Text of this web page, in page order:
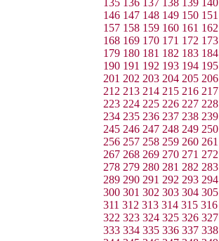
135 136 137 138 139 140
146 147 148 149 150 151
157 158 159 160 161 162
168 169 170 171 172 173
179 180 181 182 183 184
190 191 192 193 194 195
201 202 203 204 205 206
212 213 214 215 216 217
223 224 225 226 227 228
234 235 236 237 238 239
245 246 247 248 249 250
256 257 258 259 260 261
267 268 269 270 271 272
278 279 280 281 282 283
289 290 291 292 293 294
300 301 302 303 304 305
311 312 313 314 315 316
322 323 324 325 326 327
333 334 335 336 337 338